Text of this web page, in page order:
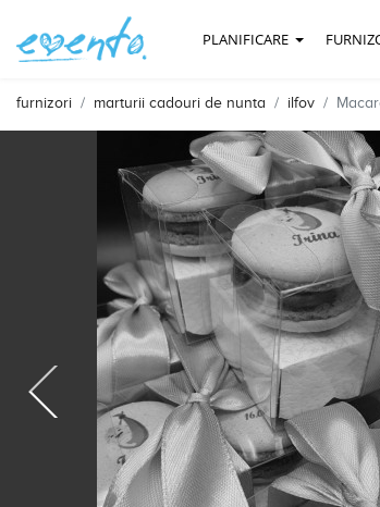
PLANIFICARE
furnizori marturii cadouri de nunta ilfov